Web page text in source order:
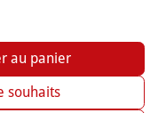
au panier
souhaits